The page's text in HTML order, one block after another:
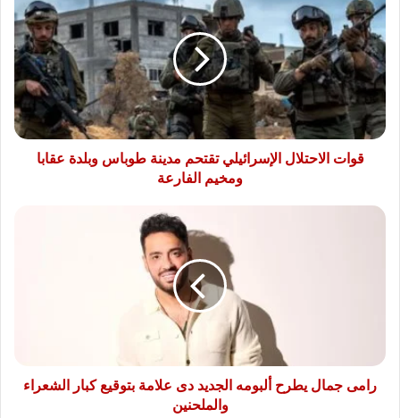
الاحتلال
الإسرائيلي
تقتحم
مدينة
طوباس
وبلدة
عقابا
ومخيم
الفارعةقوات الاحتلال الإسرائيلي تقتحم مدينة طوباس وبلدة عقابا
ومخيم الفارعة
رامى
كبار
الشعراء
رامى جمال يطرح ألبومه الجديد دى علامة بتوقيع كبار الشعراء
والملحنين